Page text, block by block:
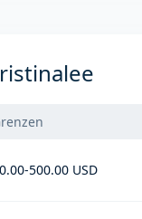
500.00 USD